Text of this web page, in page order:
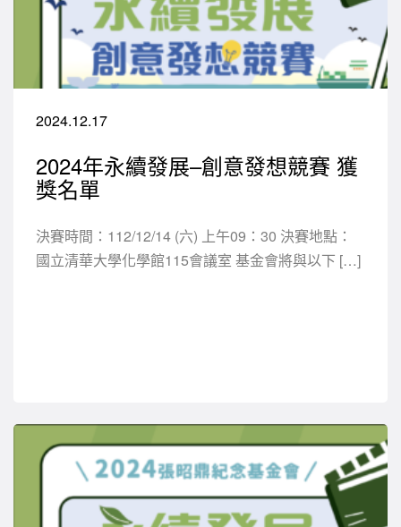
2024.12.17
2024年永續發展–創意發想競賽 獲
獎名單
決賽時間：112/12/14 (六) 上午09：30 決賽地點：
國立清華大學化學館115會議室 基金會將與以下 […]